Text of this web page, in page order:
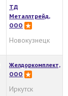
ТД
Металлтрейд,
ООО
Новокузнецк
Желдоркомплект,
ООО
Иркутск